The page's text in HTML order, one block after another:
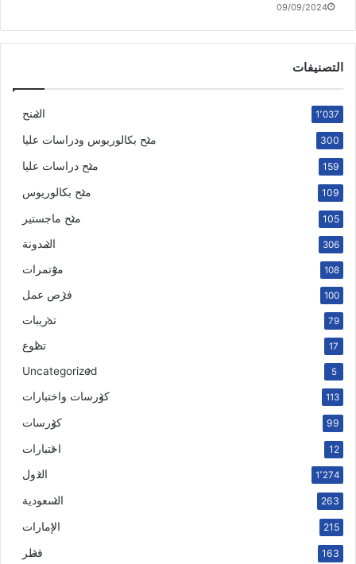
09/09/2024
التصنيفات
المنح 1٬037
منح بكالوريوس ودراسات عليا 300
منح دراسات عليا 159
منح بكالوريوس 109
منح ماجستير 105
المدونة 306
مؤتمرات 108
فرص عمل 100
تدريبات 79
تطوع 17
Uncategorized 5
كورسات واختبارات 113
كورسات 99
اختبارات 12
الدول 1٬274
السعودية 263
الإمارات 215
قطر 163